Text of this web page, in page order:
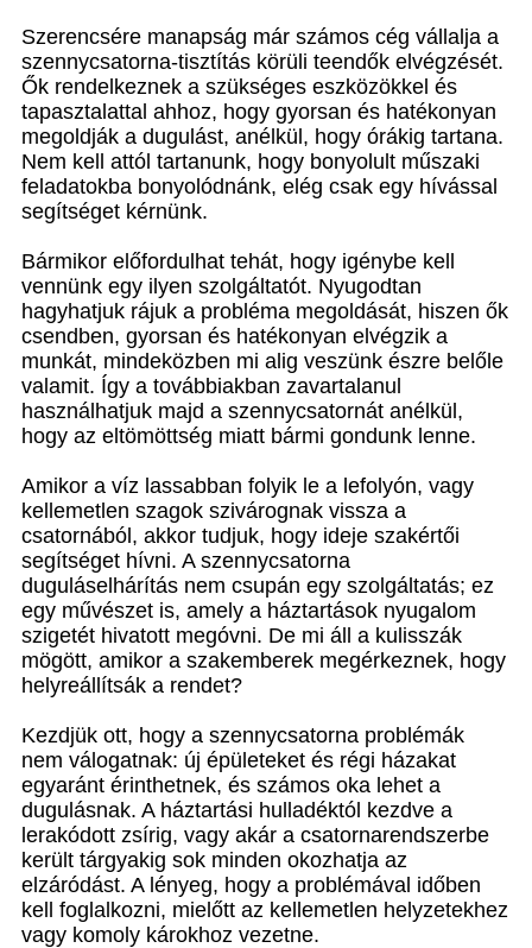
Szerencsére manapság már számos cég vállalja a
szennycsatorna-tisztítás körüli teendők elvégzését.
Ők rendelkeznek a szükséges eszközökkel és
tapasztalattal ahhoz, hogy gyorsan és hatékonyan
megoldják a dugulást, anélkül, hogy órákig tartana.
Nem kell attól tartanunk, hogy bonyolult műszaki
feladatokba bonyolódnánk, elég csak egy hívással
segítséget kérnünk.
Bármikor előfordulhat tehát, hogy igénybe kell
vennünk egy ilyen szolgáltatót. Nyugodtan
hagyhatjuk rájuk a probléma megoldását, hiszen ők
csendben, gyorsan és hatékonyan elvégzik a
munkát, mindeközben mi alig veszünk észre belőle
valamit. Így a továbbiakban zavartalanul
használhatjuk majd a szennycsatornát anélkül,
hogy az eltömöttség miatt bármi gondunk lenne.
Amikor a víz lassabban folyik le a lefolyón, vagy
kellemetlen szagok szivárognak vissza a
csatornából, akkor tudjuk, hogy ideje szakértői
segítséget hívni. A szennycsatorna
duguláselhárítás nem csupán egy szolgáltatás; ez
egy művészet is, amely a háztartások nyugalom
szigetét hivatott megóvni. De mi áll a kulisszák
mögött, amikor a szakemberek megérkeznek, hogy
helyreállítsák a rendet?
Kezdjük ott, hogy a szennycsatorna problémák
nem válogatnak: új épületeket és régi házakat
egyaránt érinthetnek, és számos oka lehet a
dugulásnak. A háztartási hulladéktól kezdve a
lerakódott zsírig, vagy akár a csatornarendszerbe
került tárgyakig sok minden okozhatja az
elzáródást. A lényeg, hogy a problémával időben
kell foglalkozni, mielőtt az kellemetlen helyzetekhez
vagy komoly károkhoz vezetne.